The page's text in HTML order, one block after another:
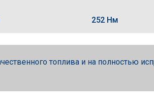
252 Нм
топлива и на полностью